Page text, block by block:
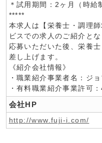
＊試用期間：2ヶ月（時給
*****
本求人は【栄養士・調理
ビスでの求人のご紹介とな
応募いただいた後、栄養
差し上げます。
《紹介会社情報》
・職業紹介事業者名：ジ
・有料職業紹介事業許可
会社HP
http://www.fuji-i.com/